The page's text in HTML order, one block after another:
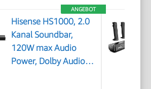
ANGEBOT
Hisense HS1000, 2.0
Kanal Soundbar,
120W max Audio
Power, Dolby Audio,